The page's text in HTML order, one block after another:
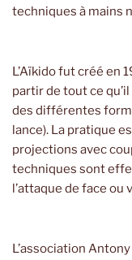
techniques à mains
L’Aïkido fut créé en
partir de tout ce
des différentes
lance). La pratique
projections avec
techniques sont
l’attaque de face ou
L’association